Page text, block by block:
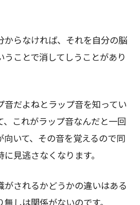
からなければ、それを自分の脳
ことで消してしうことがあり
音だよねとラップ音を知ってい
、これがラップ音なんだと一回
いて、その音を覚えるので同
見逃さなくなります。
がされるかどうかの違いはある
しは関係がないのです。